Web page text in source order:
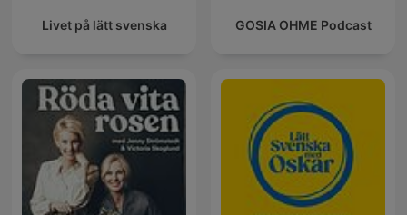
Livet på lätt svenska GOSIA OHME Podcast